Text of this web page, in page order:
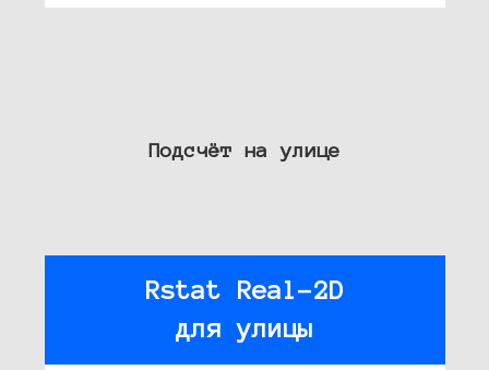
Подсчёт на улице
Rstat Real-2D
для улицы